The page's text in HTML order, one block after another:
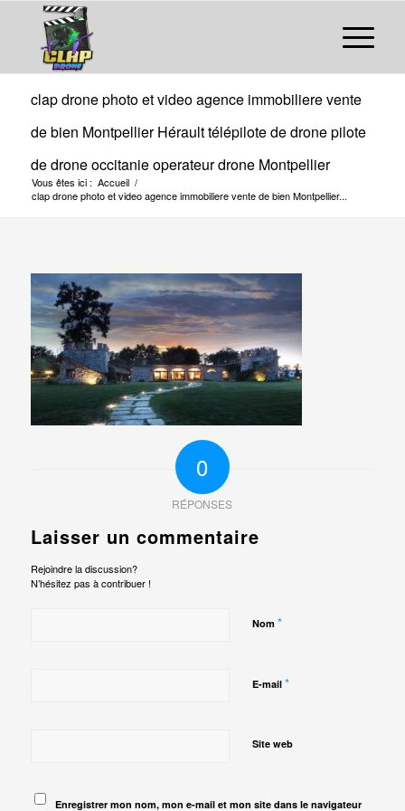
clap drone photo et video agence immobiliere vente
de bien Montpellier Hérault télépilote de drone pilote
de drone occitanie operateur drone Montpellier
Vous êtes ici : Accueil /
clap drone photo et video agence immobiliere vente de bien Montpellier...
0
RÉPONSES
Laisser un commentaire
Rejoindre la discussion?
N’hésitez pas à contribuer !
Nom *
E-mail *
Site web
Enregistrer mon nom, mon e-mail et mon site dans le navigateur